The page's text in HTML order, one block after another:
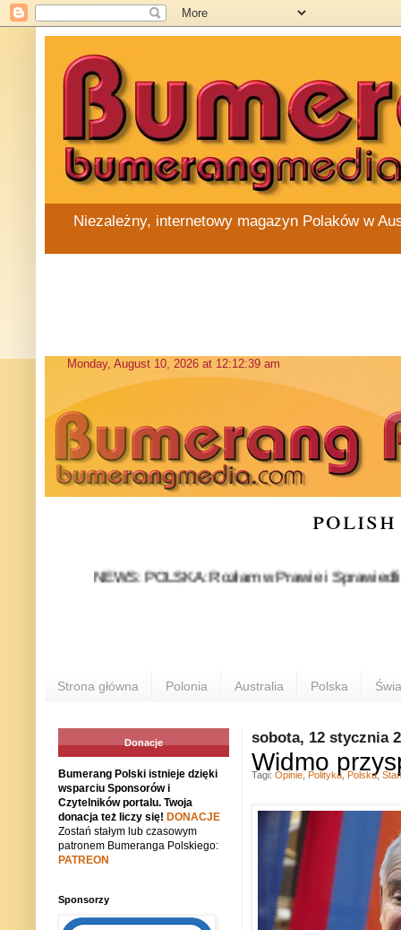
Niezależny, internetowy magazyn Polaków w
NEWS: POLSKA: Rozłam w Prawie i
Strona główna Polonia Australia Polska
sobota, 12 stycznia
Widmo
Tagi: Opinie Polityka Polska,
Donacje
Bumerang Polski istnieje dzięki
wsparciu Sponsorów i
Czytelników portalu. Twoja
donacja też liczy się! DONACJE
Zostań stałym lub czasowym
patronem Bumeranga Polskiego:
PATREON
Sponsorzy